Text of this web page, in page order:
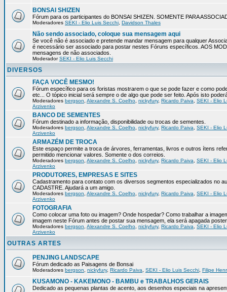
BONSAI SHIZEN
Fórum para os participantes do BONSAI SHIZEN. SOMENTE PARA
Moderadores SEKI - Elio Luis Secchi Davidson Thales
Não sendo associado, coloque sua mensagem aqui
Se você não é associado e pretende mandar mensagem para qualquer
é necessário ser associado para postar nestes Fóruns específicos. AOS
mensagens de não associados.
ModeradorSEKI - Elio Luis Secchi
DIVERSOS
FAÇA VOCÊ MESMO!
Fórum específico para os foristas mostrarem o que se pode fazer e como
etc... O tópico inicial será sempre o de algo que pode ser feito. Após isto
Moderadores bergson Alexandre S. Coelho nickyfury, Ricardo Paiva
SEKI - Elio
Arzivenko
BANCO DE SEMENTES
Fórum destinado a informação, disponibilidade ou trocas de sementes.
Moderadores bergson Alexandre S. Coelho nickyfury, Ricardo Paiva
SEKI - Elio
Arzivenko
ARMAZÉM DE TROCA
Este espaço permite a troca de árvores, ferramentas, livros e outros ítens
permitido mencionar valores. Somente o dos correios.
Moderadores bergson Alexandre S. Coelho nickyfury, Ricardo Paiva
SEKI - Elio
Arzivenko
PRODUTORES, EMPRESAS E SITES
Cadastramento para contato com os diversos segmentos especializados no
CADASTRE. Ajudará a um amigo.
Moderadores bergson Alexandre S. Coelho nickyfury, Ricardo Paiva
SEKI - Elio
Arzivenko
FOTOGRAFIA
Como colocar uma foto ou imagem? Onde hospedar? Como trabalhar a
imagem neste Fórum antes de postar sua mensagem, ela será apagada
Moderadores bergson Alexandre S. Coelho nickyfury, Ricardo Paiva
SEKI - Elio
Arzivenko
OUTRAS ARTES
PENJING LANDSCAPE
Fórum dedicado as Paisagens de Bonsai
Moderadores bergson nickyfury, Ricardo Paiva SEKI - Elio Luis Secchi Filipe
KUSAMONO - KAKEMONO - BAMBU e TRABALHOS GERAIS
Dedicado as pequenas plantas de acento, aos desenhos especiais na